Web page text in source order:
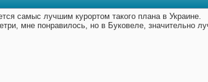
самыс лучшим курортом такого плана в Украине.
мне понравилось, но в Буковеле, значительно